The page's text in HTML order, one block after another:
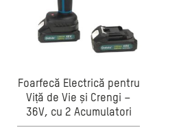
Foarfecă Electrică pentru
Viță de Vie și Crengi –
36V, cu 2 Acumulatori